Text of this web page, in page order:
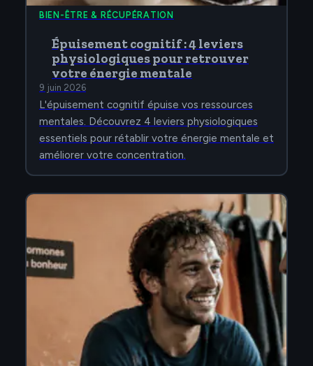
BIEN-ÊTRE & RÉCUPÉRATION
Épuisement cognitif : 4 leviers
physiologiques pour retrouver
votre énergie mentale
9 juin 2026
L'épuisement cognitif épuise vos ressources
mentales. Découvrez 4 leviers physiologiques
essentiels pour rétablir votre énergie mentale et
améliorer votre concentration.